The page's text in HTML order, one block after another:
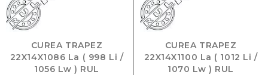
CUREA TRAPEZ
22X14X1086 La ( 998 Li /
1056 Lw ) RUL
CUREA TRAPEZ
22X14X1100 La ( 1012 Li /
1070 Lw ) RUL